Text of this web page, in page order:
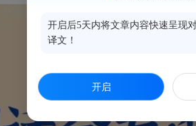
开启后5天内将文章内容快速呈现
译文！
开启